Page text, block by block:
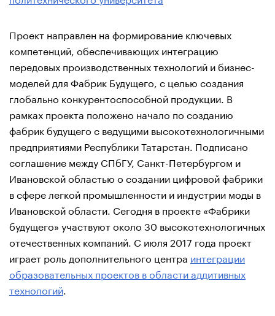
Проект направлен на формирование ключевых
компетенций, обеспечивающих интеграцию
передовых производственных технологий и бизнес-
моделей для Фабрик Будущего, с целью создания
глобально конкурентоспособной продукции. В
рамках проекта положено начало по созданию
фабрик будущего с ведущими высокотехнологичными
предприятиями Республики Татарстан. Подписано
соглашение между СПбГУ, Санкт-Петербургом и
Ивановской областью о создании цифровой фабрики
в сфере легкой промышленности и индустрии моды в
Ивановской области. Сегодня в проекте «Фабрики
будущего» участвуют около 30 высокотехнологичных
отечественных компаний. С июля 2017 года проект
играет роль дополнительного центра интеграции
образовательных проектов в области аддитивных
технологий